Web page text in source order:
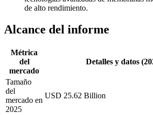
de alto rendimiento.
Alcance del informe
Métrica
del
mercado
Detalles y datos
Tamaño
del
mercado en
2025
USD 25.62 Billion